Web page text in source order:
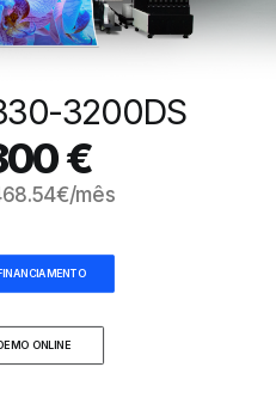
3200DS
€
€/mês
ONLINE